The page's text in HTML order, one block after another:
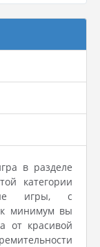
в разделе
категории
игры, с
минимум вы
от красивой